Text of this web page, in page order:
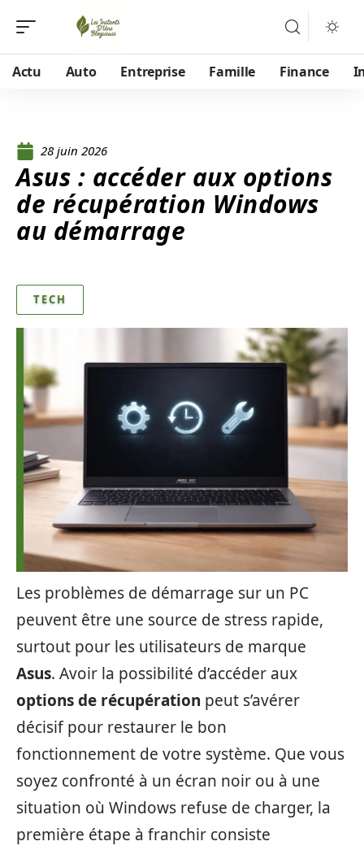
Actu Auto Entreprise Famille Finance
28 juin 2026
Asus : accéder aux options
de récupération Windows
au démarrage
TECH
Les problèmes de démarrage sur un PC
peuvent être une source de stress rapide,
surtout pour les utilisateurs de marque
Asus. Avoir la possibilité d’accéder aux
options de récupération peut s’avérer
décisif pour restaurer le bon
fonctionnement de votre système. Que vous
soyez confronté à un écran noir ou à une
situation où Windows refuse de charger, la
première étape à franchir consiste